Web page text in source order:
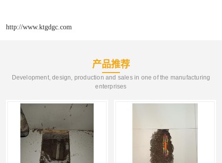
http://www.ktgdgc.com
产品推荐
Development, design, production and sales in one of the manufacturing
enterprises